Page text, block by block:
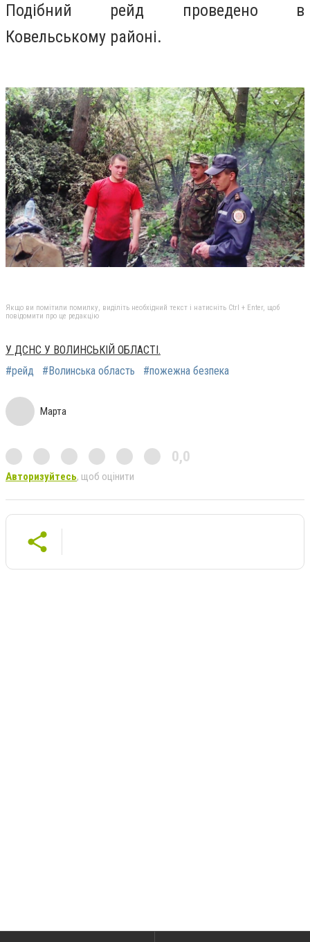
Подібний рейд проведено в
Ковельському районі.
Якщо ви помітили помилку, виділіть необхідний текст і натисніть Ctrl + Enter, щоб
повідомити про це редакцію
У ДСНС У ВОЛИНСЬКІЙ ОБЛАСТІ.
#рейд
#Волинська область #пожежна безпека
Марта
0,0
Авторизуйтесь, щоб оцінити